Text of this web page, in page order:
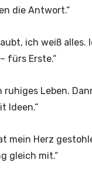
die Antwort.“
ich weiß alles.
fürs Erste.“
ruhiges Leben.
Ideen.“
mein Herz
gleich mit.“